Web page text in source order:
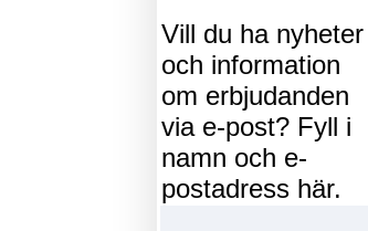
Vill du ha nyheter
och information
om erbjudanden
via e-post? Fyll i
namn och e-
postadress här.